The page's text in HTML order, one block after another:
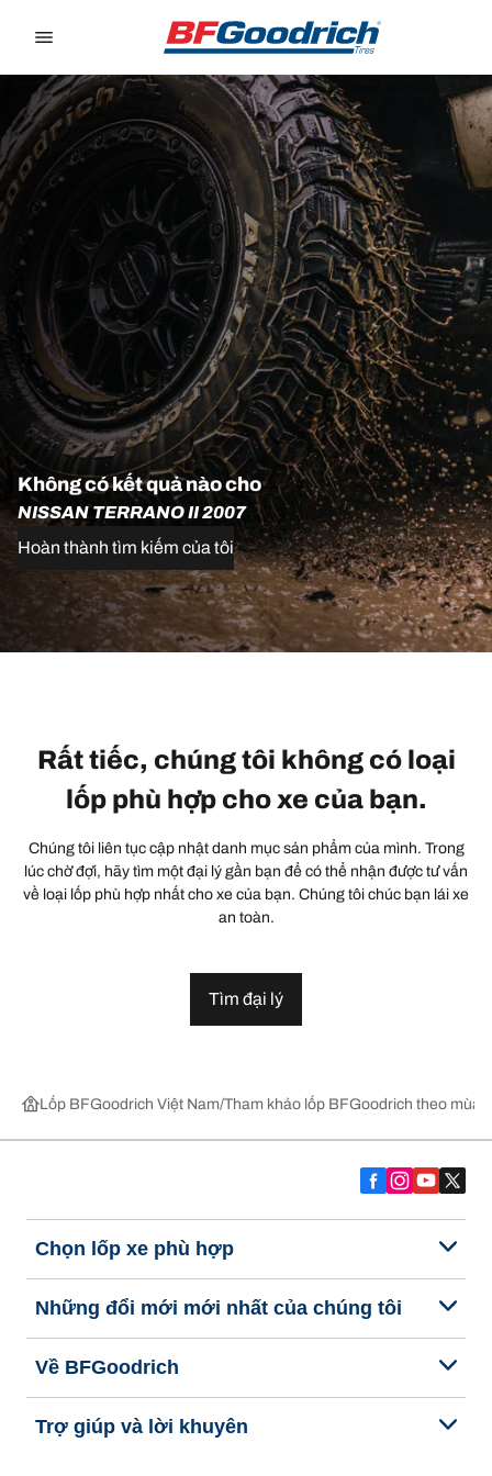
Không có kết quả nào cho
NISSAN TERRANO II 2007
Hoàn thành tìm kiếm của tôi
Rất tiếc, chúng tôi không có loại
lốp phù hợp cho xe của bạn.
Chúng tôi liên tục cập nhật danh mục sản phẩm của mình. Trong
lúc chờ đợi, hãy tìm một đại lý gần bạn để có thể nhận được tư vấn
về loại lốp phù hợp nhất cho xe của bạn. Chúng tôi chúc bạn lái xe
an toàn.
Tìm đại lý
Lốp BFGoodrich Việt Nam Tham khảo lốp BFGoodrich theo
Chọn lốp xe phù hợp
Những đổi mới mới nhất của chúng tôi
Về BFGoodrich
Trợ giúp và lời khuyên